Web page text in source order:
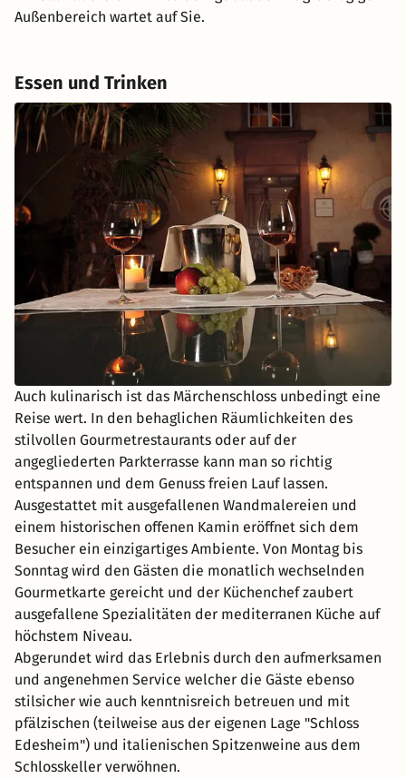
Außenbereich wartet auf Sie.
Essen und Trinken
Auch kulinarisch ist das Märchenschloss unbedingt eine
Reise wert. In den behaglichen Räumlichkeiten des
stilvollen Gourmetrestaurants oder auf der
angegliederten Parkterrasse kann man so richtig
entspannen und dem Genuss freien Lauf lassen.
Ausgestattet mit ausgefallenen Wandmalereien und
einem historischen offenen Kamin eröffnet sich dem
Besucher ein einzigartiges Ambiente. Von Montag bis
Sonntag wird den Gästen die monatlich wechselnden
Gourmetkarte gereicht und der Küchenchef zaubert
ausgefallene Spezialitäten der mediterranen Küche auf
höchstem Niveau.
Abgerundet wird das Erlebnis durch den aufmerksamen
und angenehmen Service welcher die Gäste ebenso
stilsicher wie auch kenntnisreich betreuen und mit
pfälzischen (teilweise aus der eigenen Lage "Schloss
Edesheim") und italienischen Spitzenweine aus dem
Schlosskeller verwöhnen.